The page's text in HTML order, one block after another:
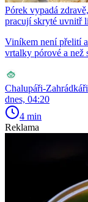
Pórek vypadá
pracují skryté uvnitř
Viníkem není přelití
vrtalky pórové a než
Chalupáři-Zahrádkáři
dnes, 04:20
4 min
Reklama